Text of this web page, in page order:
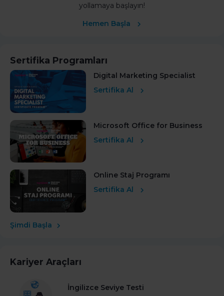
yollamaya başlayın!
Hemen Başla
Sertifika Programları
Digital Marketing Specialist
Sertifika Al
Microsoft Office for Business
Sertifika Al
Online Staj Programı
Sertifika Al
Şimdi Başla
Kariyer Araçları
İngilizce Seviye Testi